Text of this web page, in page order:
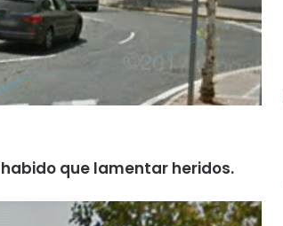
que lamentar heridos.